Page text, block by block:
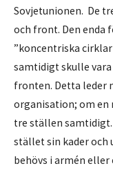
Sovjetunionen. De
och front. Den enda
”koncentriska
samtidigt skulle
fronten. Detta leder
organisation; om en
tre ställen
stället sin kader
behövs i armén